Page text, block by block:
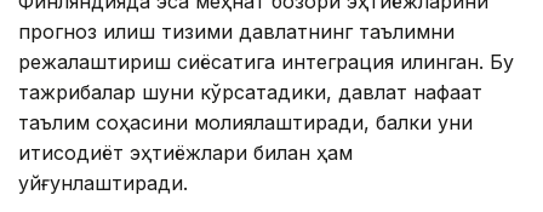
прогноз қилиш тизими давлатнинг таълимни
режалаштириш сиёсатига интеграция қилинган. Бу
тажрибалар шуни кўрсатадики, давлат нафақат
таълим соҳасини молиялаштиради, балки уни
иқтисодиёт эҳтиёжлари билан ҳам
уйғунлаштиради.